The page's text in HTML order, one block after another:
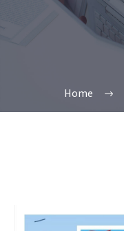
Home